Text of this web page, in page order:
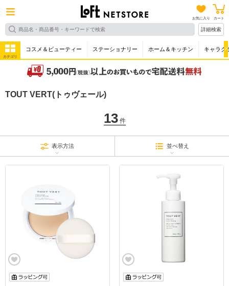
お気に入り カート
詳細検索
カテゴリ
コスメ＆ビューティー ステーショナリー ホーム＆キッチン キャラク
TOUT VERT(トゥヴェール)
13件
表示方法 並べ替え